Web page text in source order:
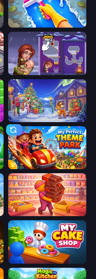
Hotel Rush: Merge Story
Home Pin 2
Snow Farm Happy New Year
My Perfect Theme Park
Candy Packing Store
My Cake Shop